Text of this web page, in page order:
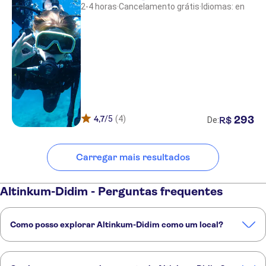
RESORT
TITANIC DELUXE BODRUM
Azure by Yelken Hotel
Azka Hotel
MAXX Royal Bodrum
Duja Bodrum
Samara
Mandarin Resort Bodrum
Arin Resort
2-4 horas·Cancelamento grátis· Idiomas: en
4,7/5 (4) De:R$ 293
Carregar mais resultados
Altinkum-Didim - Perguntas frequentes
Como posso explorar Altinkum-Didim como um local?